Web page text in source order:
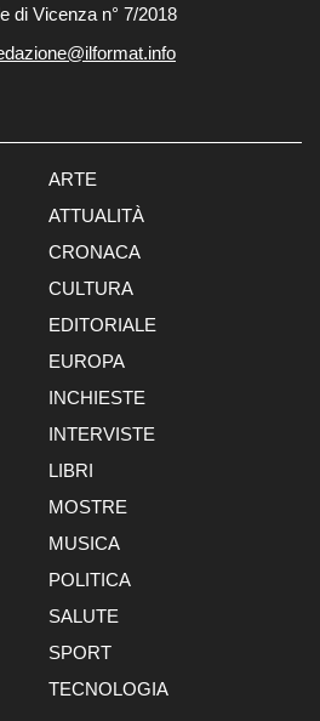
di Vicenza n° 7/2018
ARTE
ATTUALITÀ
CRONACA
CULTURA
EDITORIALE
EUROPA
INCHIESTE
INTERVISTE
LIBRI
MOSTRE
MUSICA
POLITICA
SALUTE
SPORT
TECNOLOGIA